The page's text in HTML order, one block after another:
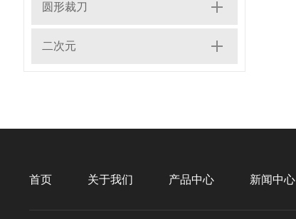
圆形裁刀
二次元
首页 关于我们 产品中心 新闻中心